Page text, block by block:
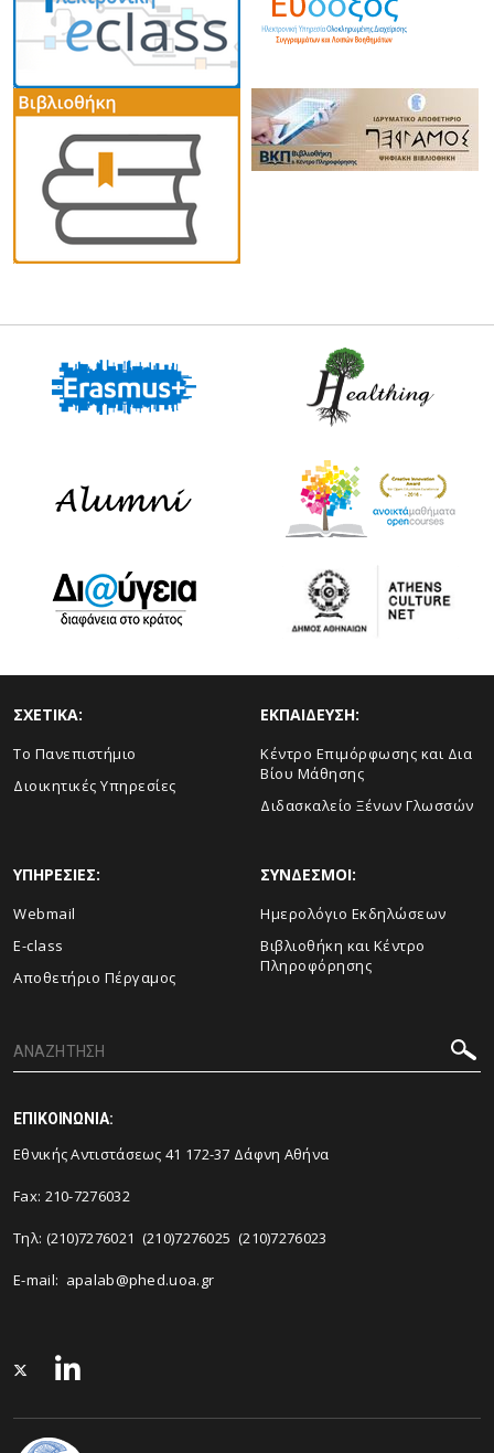
ΣΧΕΤΙΚΑ:
Το Πανεπιστήμιο
Διοικητικές Υπηρεσίες
ΕΚΠΑΙΔΕΥΣΗ:
Κέντρο Επιμόρφωσης και Δια
Βίου Μάθησης
Διδασκαλείο Ξένων Γλωσσών
ΥΠΗΡΕΣΙΕΣ:
Webmail
E-class
Αποθετήριο Πέργαμος
ΣΥΝΔΕΣΜΟΙ:
Ημερολόγιο Εκδηλώσεων
Βιβλιοθήκη και Κέντρο
Πληροφόρησης
ΕΠΙΚΟΙΝΩΝΙΑ:
Εθνικής Αντιστάσεως 41 172-37 Δάφνη Αθήνα
Fax: 210-7276032
Τηλ: (210)7276021 (210)7276025 (210)7276023
E-mail: apalab@phed.uoa.gr